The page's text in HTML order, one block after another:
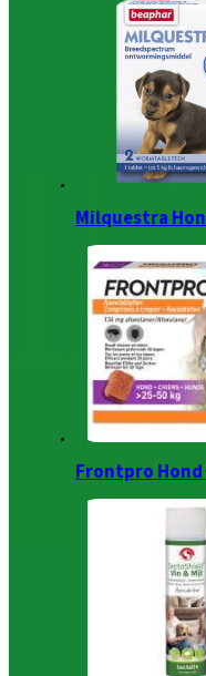
Milquestra
Frontpro Hond